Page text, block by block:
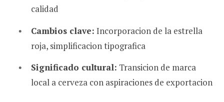
calidad
Cambios clave: Incorporacion de la estrella
roja, simplificacion tipografica
Significado cultural: Transicion de marca
local a cerveza con aspiraciones de exportacion